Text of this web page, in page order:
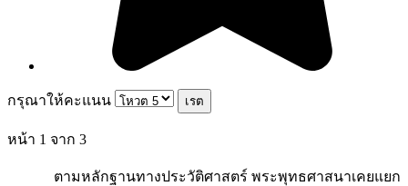
กรุณาให้คะแนน
หน้า 1 จาก 3
ตามหลักฐานทางประวัติศาสตร์ พระพุทธศาสนาเคยแยก